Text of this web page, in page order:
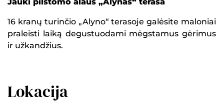
16 kranų turinčio „Alyno“ terasoje galėsite maloniai
praleisti laiką degustuodami mėgstamus gėrimus
ir užkandžius.
Lokacija